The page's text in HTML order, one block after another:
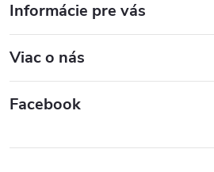
Informácie pre vás
Viac o nás
Facebook